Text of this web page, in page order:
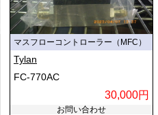
マスフローコントローラー（MFC）
Tylan
FC-770AC
30,000円
お問い合わせ